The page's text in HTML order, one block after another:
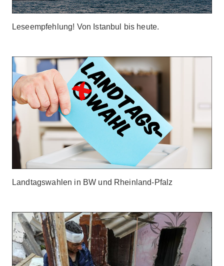
Leseempfehlung! Von Istanbul bis heute.
Landtagswahlen in BW und Rheinland-Pfalz